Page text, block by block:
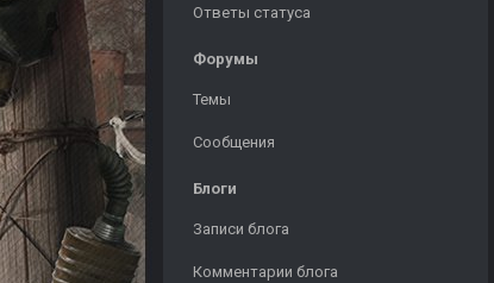
Ответы статуса
Форумы
Темы
Сообщения
Блоги
Записи блога
Комментарии блога